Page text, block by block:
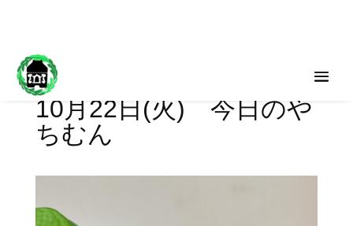
10月22日(火) 今日のや
ちむん